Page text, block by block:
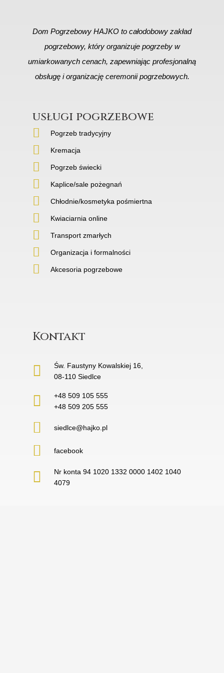
Dom Pogrzebowy HAJKO to całodobowy zakład
pogrzebowy, który organizuje pogrzeby w
umiarkowanych cenach, zapewniając profesjonalną
obsługę i organizację ceremonii pogrzebowych.
usługi pogrzebowe
Pogrzeb tradycyjny
Kremacja
Pogrzeb świecki
Kaplice/sale pożegnań
Chłodnie/kosmetyka pośmiertna
Kwiaciarnia online
Transport zmarłych
Organizacja i formalności
Akcesoria pogrzebowe
Kontakt
Św. Faustyny Kowalskiej 16,
08-110 Siedlce
+48 509 105 555
+48 509 205 555
siedlce@hajko.pl
facebook
Nr konta 94 1020 1332 0000 1402 1040
4079